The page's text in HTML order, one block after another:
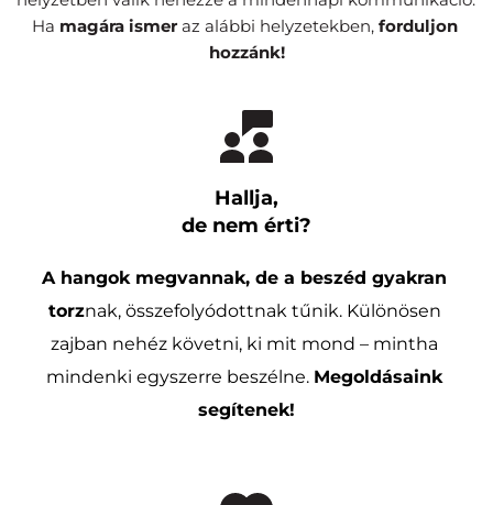
Ha magára ismer az alábbi helyzetekben, forduljon
hozzánk!
Hallja,
de nem érti?
A hangok megvannak, de a beszéd gyakran
torznak, összefolyódottnak tűnik. Különösen
zajban nehéz követni, ki mit mond – mintha
mindenki egyszerre beszélne. Megoldásaink
segítenek!